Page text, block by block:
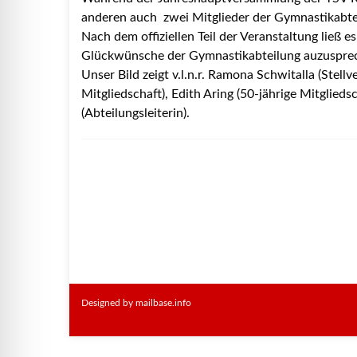
anderen auch zwei Mitglieder der
Nach dem offiziellen Teil der Veranstaltung ließ
Glückwünsche der Gymnastikabteilung
Unser Bild zeigt v.l.n.r. Ramona Schwitalla
Mitgliedschaft), Edith Aring (50-jährige
(Abteilungsleiterin).
Designed by mailbase.info